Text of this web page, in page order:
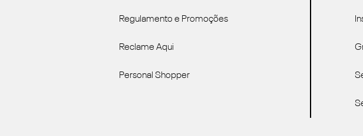
Regulamento e Promoções
Reclame Aqui
Personal Shopper